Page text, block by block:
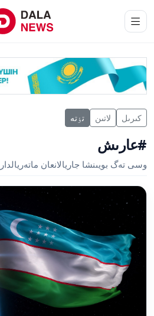
كىرىل لاتىن تٶتە
#عارىش
وسى تەگ بويىنشا جاريالانعان